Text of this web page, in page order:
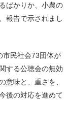
ばかりか、小農の
報告で示されまし
市民社会73団体が
する公聴会の無効
意味と、重さを、
後の対応を進めて